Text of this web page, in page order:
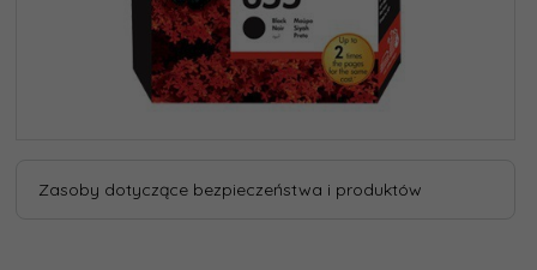
Zasoby dotyczące bezpieczeństwa i produktów